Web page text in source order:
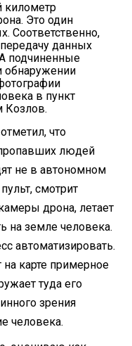
километр
Это один
Соответственно,
данных
подчиненные
обнаружении
в пункт
Козлов.
что
людей
не в автономном
смотрит
дрона, летает
на земле человека.
автоматизировать.
на карте примерное
туда его
зрения
человека.